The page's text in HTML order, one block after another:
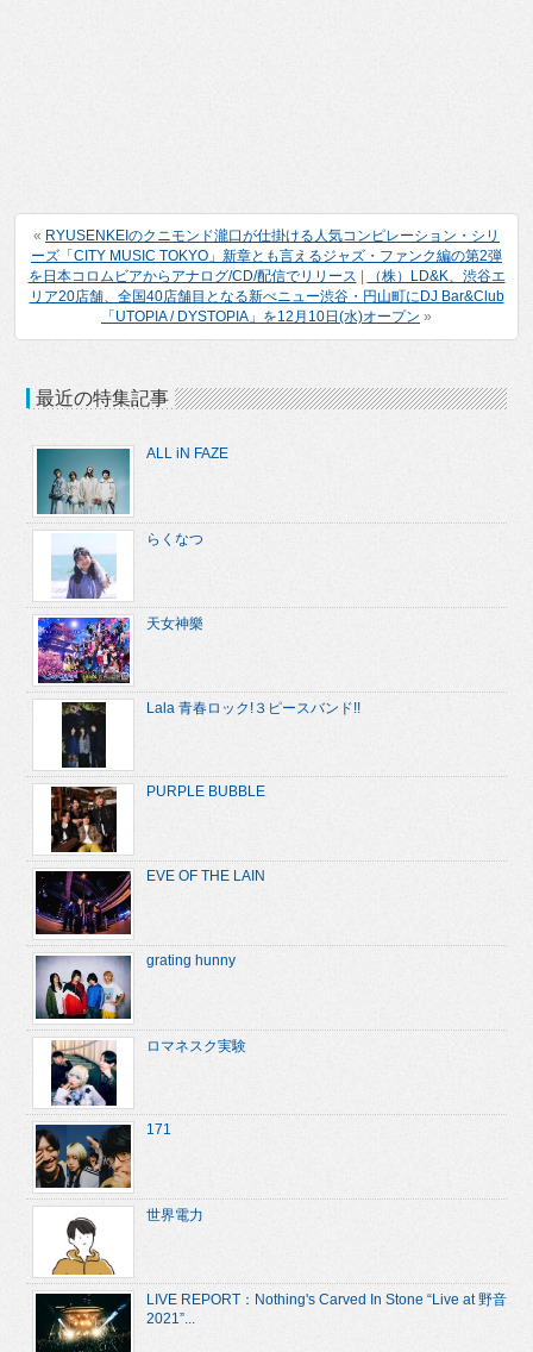
« RYUSENKEIのクニモンド瀧口が仕掛ける人気コンピレーション・シリ
ーズ「CITY MUSIC TOKYO」新章とも言えるジャズ・ファンク編の第2弾
を日本コロムビアからアナログ/CD/配信でリリース
（株）LD&K、渋谷エ
リア20店舗、全国40店舗目となる新べニュー渋谷・円山町にDJ Bar&Club
「UTOPIA / DYSTOPIA」を12月10日(水)オープン »
最近の特集記事
ALL iN FAZE
らくなつ
天女神樂
Lala 青春ロック!３ピースバンド!!
PURPLE BUBBLE
EVE OF THE LAIN
grating hunny
ロマネスク実験
171
世界電力
LIVE REPORT：Nothing's Carved In Stone “Live at 野音
2021”...